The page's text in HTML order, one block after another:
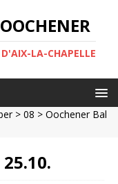
LA-CHAPELLE
> 08 > Oochener Bal